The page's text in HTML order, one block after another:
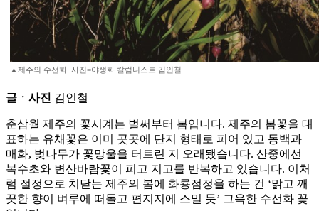
▲제주의 수선화. 사진=야생화 칼럼니스트 김인철
글ㆍ사진 김인철
춘삼월 제주의 꽃시계는 벌써부터 봄입니다. 제주의 봄꽃을 대
표하는 유채꽃은 이미 곳곳에 단지 형태로 피어 있고 동백과
매화, 벚나무가 꽃망울을 터트린 지 오래됐습니다. 산중에선
복수초와 변산바람꽃이 피고 지고를 반복하고 있습니다. 이처
럼 절정으로 치닫는 제주의 봄에 화룡점정을 하는 건 ‘맑고 깨
끗한 향이 벼루에 떠돌고 편지지에 스밀 듯’ 그윽한 수선화 꽃